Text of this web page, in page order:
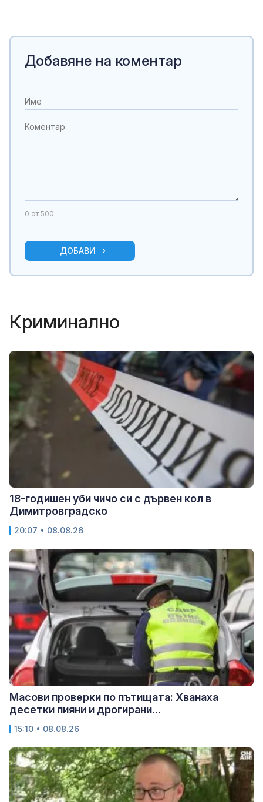
Добавяне на коментар
0 от 500
ДОБАВИ
Криминално
18-годишен уби чичо си с дървен кол в
Димитровградско
20:07 • 08.08.26
Масови проверки по пътищата: Хванаха
десетки пияни и дрогирани...
15:10 • 08.08.26